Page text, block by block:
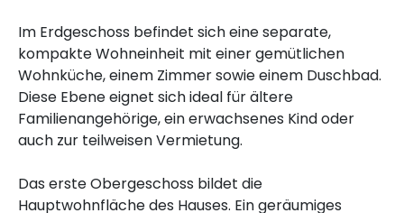
Im Erdgeschoss befindet sich eine separate,
kompakte Wohneinheit mit einer gemütlichen
Wohnküche, einem Zimmer sowie einem Duschbad.
Diese Ebene eignet sich ideal für ältere
Familienangehörige, ein erwachsenes Kind oder
auch zur teilweisen Vermietung.
Das erste Obergeschoss bildet die
Hauptwohnfläche des Hauses. Ein geräumiges